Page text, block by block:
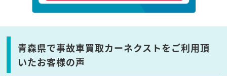
青森県で事故車買取カーネクストをご利用頂
いたお客様の声